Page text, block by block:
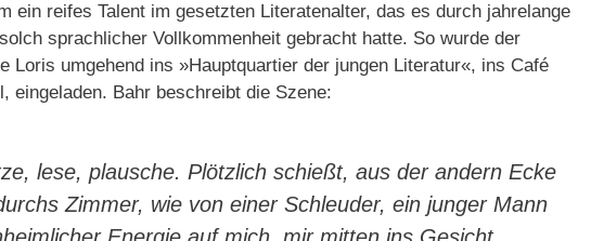
ein reifes Talent im gesetzten Literatenalter, das es durch jahrelange
sprachlicher Vollkommenheit gebracht hatte. So wurde der
Loris umgehend ins »Hauptquartier der jungen Literatur«, ins Café
eingeladen. Bahr beschreibt die Szene:
lese, plausche. Plötzlich schießt, aus der andern Ecke
Zimmer, wie von einer Schleuder, ein junger Mann
Energie auf mich, mir mitten ins Gesicht